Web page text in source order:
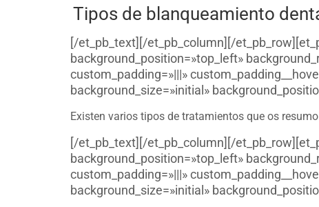
Tipos de blanqueamiento
[/et_pb_text][/et_pb_column][/
background_position=»top_left»
custom_padding=»|||»
background_size=»initial»
Existen varios tipos de tratamientos que os
[/et_pb_text][/et_pb_column][/
background_position=»top_left»
custom_padding=»|||»
background_size=»initial»